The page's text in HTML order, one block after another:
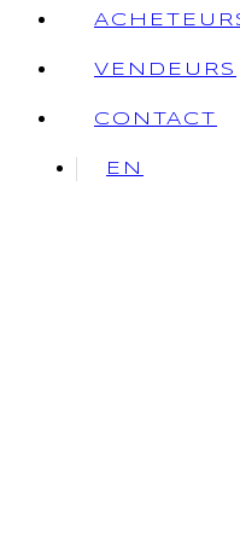
VENDEURS
CONTACT
EN